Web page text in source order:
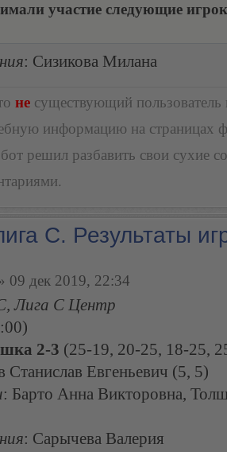
участие следующие
: Сизикова Милана
не существующий пользователь
информацию на страницах
решил разбавить свои сухие
С. Результаты
09 дек 2019, 22:34
Лига С Центр
2-3 (25-19, 20-25, 18-25,
Станислав Евгеньевич (5, 5)
: Барто Анна Викторовна,
: Сарычева Валерия